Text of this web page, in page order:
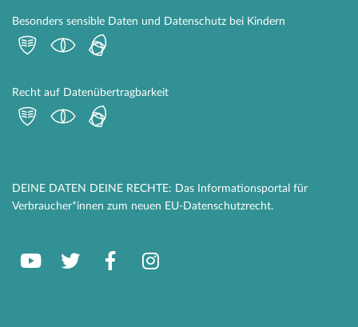
Besonders sensible Daten und Datenschutz bei Kindern
Recht auf Datenübertragbarkeit
DEINE DATEN DEINE RECHTE: Das Informationsportal für
Verbraucher*innen zum neuen EU-Datenschutzrecht.